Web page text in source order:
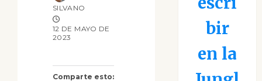
Comparte esto:
SILVANO
12 DE MAYO DE
2023
bir
en la